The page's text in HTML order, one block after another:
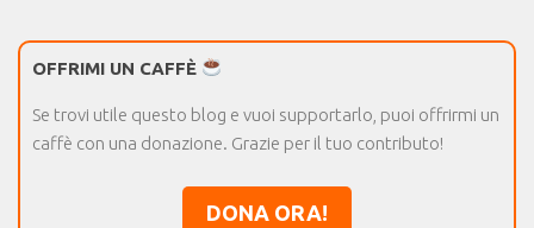
OFFRIMI UN CAFFÈ
Se trovi utile questo blog e vuoi supportarlo, puoi offrirmi un
caffè con una donazione. Grazie per il tuo contributo!
DONA ORA!